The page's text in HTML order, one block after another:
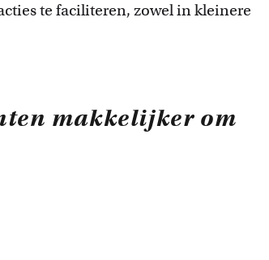
te faciliteren, zowel in kleinere
makkelijker om